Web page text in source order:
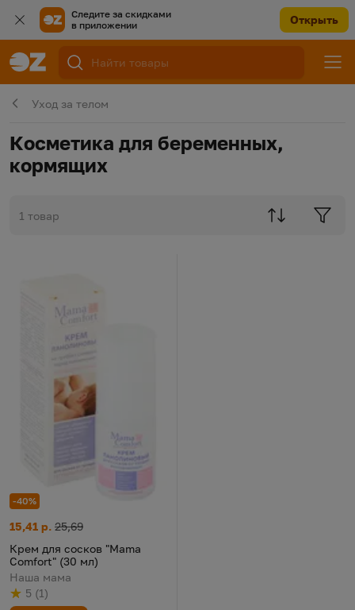
Следите за скидками
в приложении
Открыть
Уход за телом
Косметика для беременных,
кормящих
1 товар
-40%
Крем для сосков "Mama Comfort" (30 мл)
Цена:
15,41 р.
Старая цена:
25,69
Крем для сосков "Mama
Comfort" (30 мл)
Наша мама
Рейтинг
5
из 5 (
по результату
1
голосов)